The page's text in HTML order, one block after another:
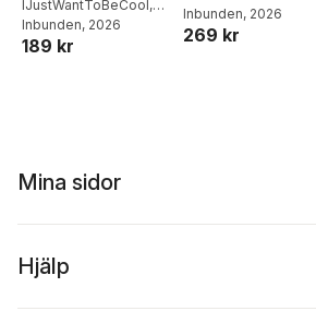
IJustWantToBeCool,
Joel Adolphson
Ejdemo Beer
Inbunden, 2026
189 kr
matlådor
Inbunden, 2026
269 kr
Mina sidor
Hjälp